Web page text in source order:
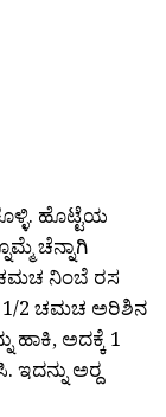
ಹೊಟ್ಟೆಯ
ಚೆನ್ನಾಗಿ
ಚಮಚ ನಿಂಬೆ ರಸ
2 ಚಮಚ ಅರಿಶಿನ
ಅದಕ್ಕೆ 1
ಇದನ್ನು ಅರ‍್ದ